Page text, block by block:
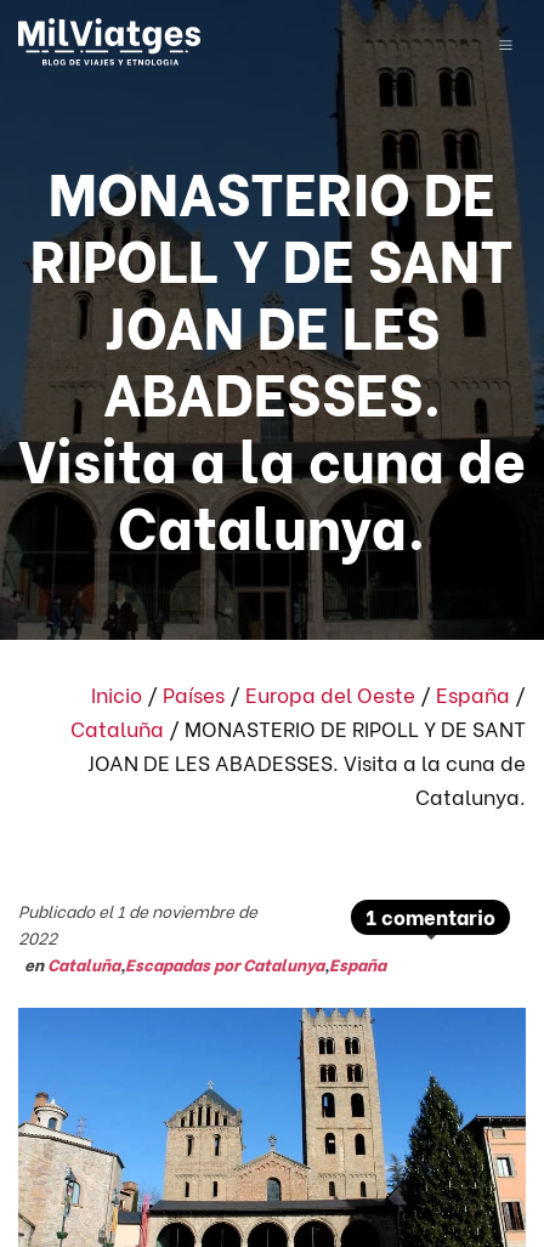
MONASTERIO DE
RIPOLL Y DE SANT
JOAN DE LES
ABADESSES.
Visita a la cuna de
Catalunya.
Inicio / Países / Europa del Oeste / España /
Cataluña / MONASTERIO DE RIPOLL Y DE SANT
JOAN DE LES ABADESSES. Visita a la cuna de
Catalunya.
1 comentario
Publicado el 1 de noviembre de
2022
enCataluña,Escapadas por Catalunya,España